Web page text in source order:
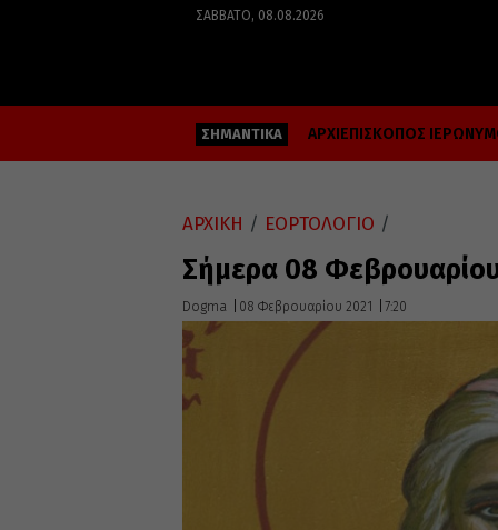
ΣΆΒΒΑΤΟ, 08.08.2026
ΣΗΜΑΝΤΙΚΑ ΑΡΧΙΕΠΙΣΚΟΠΟΣ
ΑΡΧΙΚΗ / ΕΟΡΤΟΛΟΓΙΟ /
Σήμερα 08
Dogma 08 Φεβρουαρίου 2021 7:20